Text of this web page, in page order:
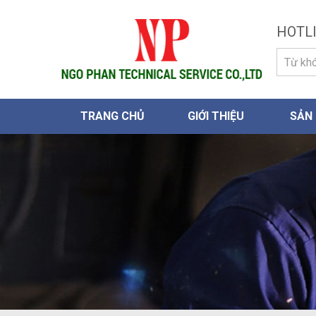
TRANG CHỦ GIỚI THIỆU SẢN